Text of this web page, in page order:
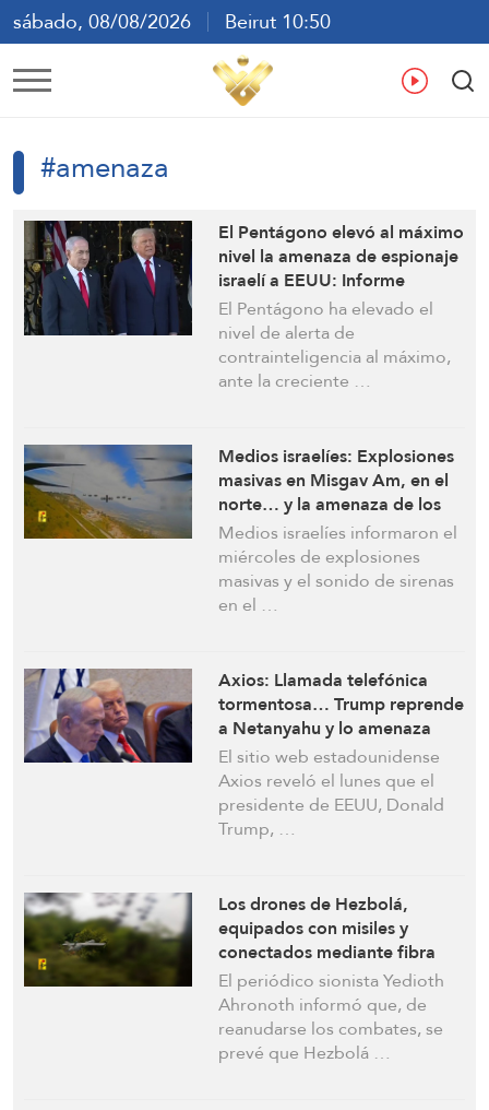
sábado, 08/08/2026
Beirut 10:50
ع En
#amenaza
El Pentágono elevó al máximo
nivel la amenaza de espionaje
israelí a EEUU: Informe
El Pentágono ha elevado el
nivel de alerta de
contrainteligencia al máximo,
ante la creciente …
Medios israelíes: Explosiones
masivas en Misgav Am, en el
norte… y la amenaza de los
drones va en aumento.
Medios israelíes informaron el
miércoles de explosiones
masivas y el sonido de sirenas
en el …
Axios: Llamada telefónica
tormentosa… Trump reprende
a Netanyahu y lo amenaza
con el aislamiento
internacional
El sitio web estadounidense
Axios reveló el lunes que el
presidente de EEUU, Donald
Trump, …
Los drones de Hezbolá,
equipados con misiles y
conectados mediante fibra
óptica, representan una seria
amenaza para “Israel” en
cualquier batalla futura:
Yedioth Ahronoth
El periódico sionista Yedioth
Ahronoth informó que, de
reanudarse los combates, se
prevé que Hezbolá …